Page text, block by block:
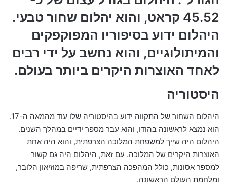
45.52 קראט, והוא יהלום שחור טבעי.
היהלום ידוע בסיפוריו המפוקפקים
והמיתולוגיים, והוא נחשב על ידי רבים
לאחד האוצרות היקרים ביותר בעולם.
היסטוריה
היהלום השחור של התקווה ידוע בהיסטוריה שלו עוד מהמאה ה-17.
הוא נמצא לראשונה בהודו, והוא עבר מספר ידיים במהלך השנים.
היהלום היה שייך למשפחת המלוכה הצרפתית, והוא היה אחת
האוצרות היקרים של המלוכה. עם זאת, היהלום היה גם קשור
למספר אסונות, כולל המהפכה הצרפתית, שריפה במוזיאון הלובר,
ומלחמת העולם הראשונה.